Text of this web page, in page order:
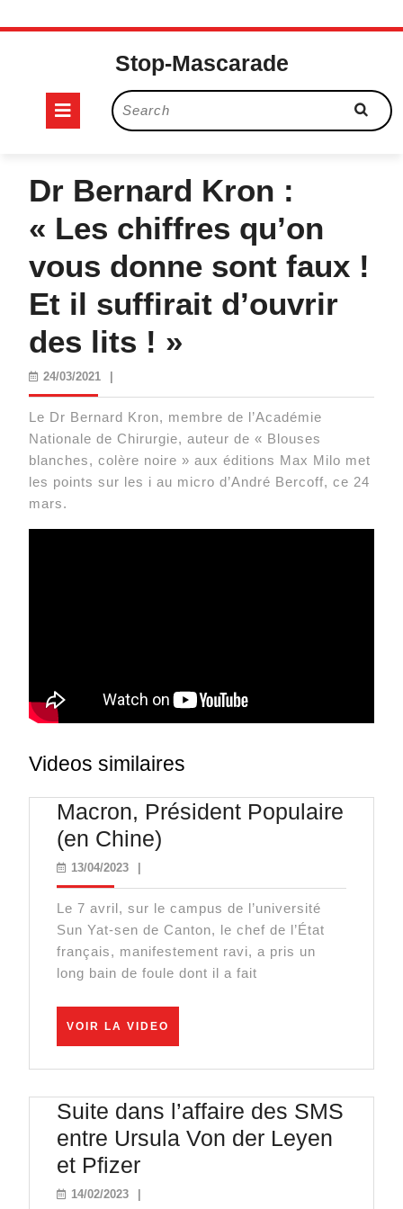
Skip
Stop-Mascarade
Open
Search
for:
Dr Bernard Kron :
« Les chiffres qu’on
vous donne sont faux !
Et il suffirait d’ouvrir
des lits ! »
24/03/202124/03/2021
Le Dr Bernard Kron, membre de l’Académie
Nationale de Chirurgie, auteur de « Blouses
blanches, colère noire » aux éditions Max Milo met
les points sur les i au micro d’André Bercoff, ce 24
mars.
Videos similaires
Macron, Président Populaire
(en Chine)
Populaire
(en
Chine)
13/04/202313/04/2023
Le 7 avril, sur le campus de l’université
Sun Yat-sen de Canton, le chef de l’État
français, manifestement ravi, a pris un
long bain de foule dont il a fait
VOIR LA VIDEO
Suite dans l’affaire des SMS
entre Ursula Von der Leyen
et PfizerSuite
dans
14/02/202314/02/2023